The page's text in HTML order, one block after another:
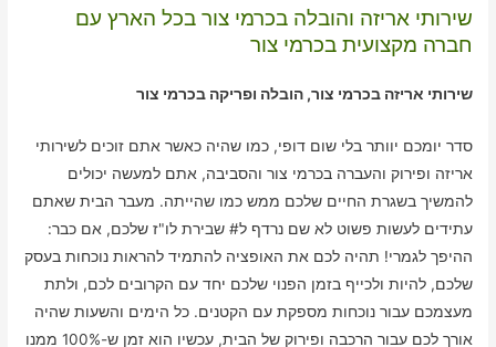
שירותי אריזה והובלה בכרמי צור בכל הארץ עם
חברה מקצועית בכרמי צור
שירותי אריזה בכרמי צור, הובלה ופריקה בכרמי צור
סדר יומכם יוותר בלי שום דופי, כמו שהיה כאשר אתם זוכים לשירותי
אריזה ופירוק והעברה בכרמי צור והסביבה, אתם למעשה יכולים
להמשיך בשגרת החיים שלכם ממש כמו שהייתה. מעבר הבית שאתם
עתידים לעשות פשוט לא שם נרדף ל# שבירת לו"ז שלכם, אם כבר:
ההיפך לגמרי! תהיה לכם את האופציה להתמיד להראות נוכחות בעסק
שלכם, להיות ולכייף בזמן הפנוי שלכם יחד עם הקרובים לכם, ולתת
מעצמכם עבור נוכחות מספקת עם הקטנים. כל הימים והשעות שהיה
אורך לכם עבור הרכבה ופירוק של הבית, עכשיו הוא זמן ש-100% ממנו